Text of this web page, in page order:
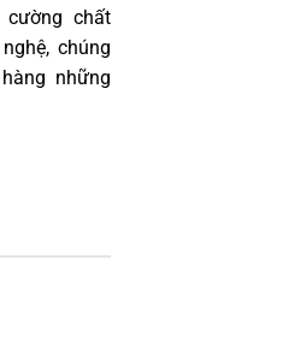
chất
chúng
những